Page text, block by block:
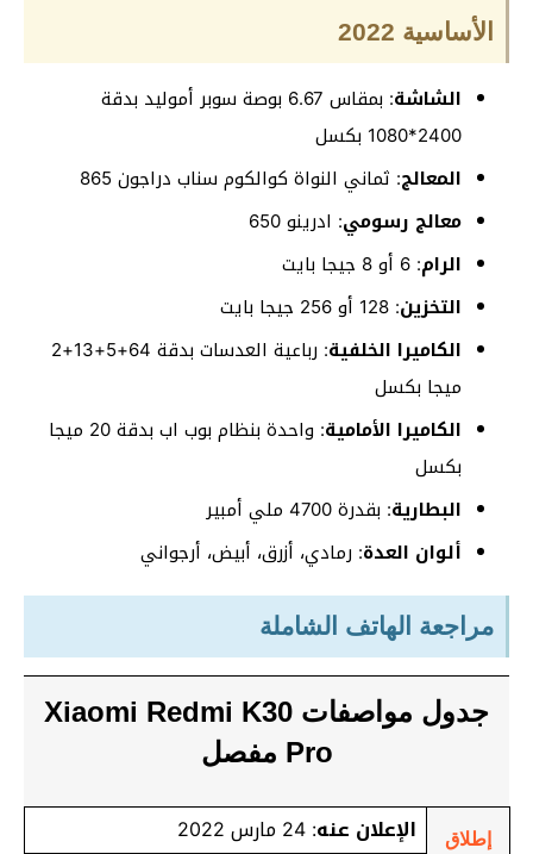
الأساسية 2022
الشاشة
: بمقاس 6.67 بوصة سوبر أموليد بدقة
2400*1080 بكسل
المعالج: ثماني النواة كوالكوم سناب دراجون 865
معالج رسومي: ادرينو 650
الرام: 6 أو 8 جيجا بايت
التخزين: 128 أو 256 جيجا بايت
الكاميرا الخلفية
: رباعية العدسات بدقة 64+5+13+2
ميجا بكسل
الكاميرا الأمامية
: واحدة بنظام بوب اب بدقة 20 ميجا
بكسل
البطارية: بقدرة 4700 ملي أمبير
ألوان العدة: رمادي، أزرق، أبيض، أرجواني
مراجعة الهاتف الشاملة
جدول مواصفات Xiaomi Redmi K30
Pro مفصل
إطلاق
الإعلان عنه: 24 مارس 2022